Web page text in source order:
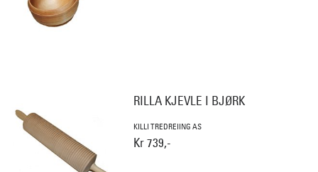
RILLA KJEVLE I BJØRK
KILLI TREDREIING AS
Kr 739,-